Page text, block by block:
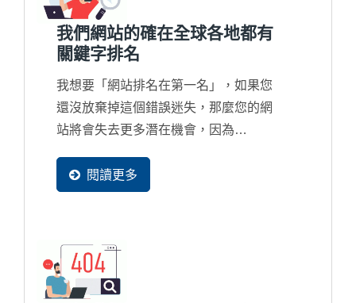
我們網站的確在全球各地都有
關鍵字排名
我想要「網站排名在第一名」，如果您
還沒放棄掉這個錯誤迷失，那麼您的網
站將會失去更多潛在機會，因為
閱讀更多